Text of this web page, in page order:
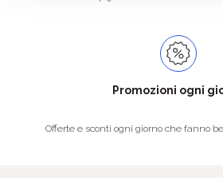
Promozioni ogni
Offerte e sconti ogni giorno che fanno